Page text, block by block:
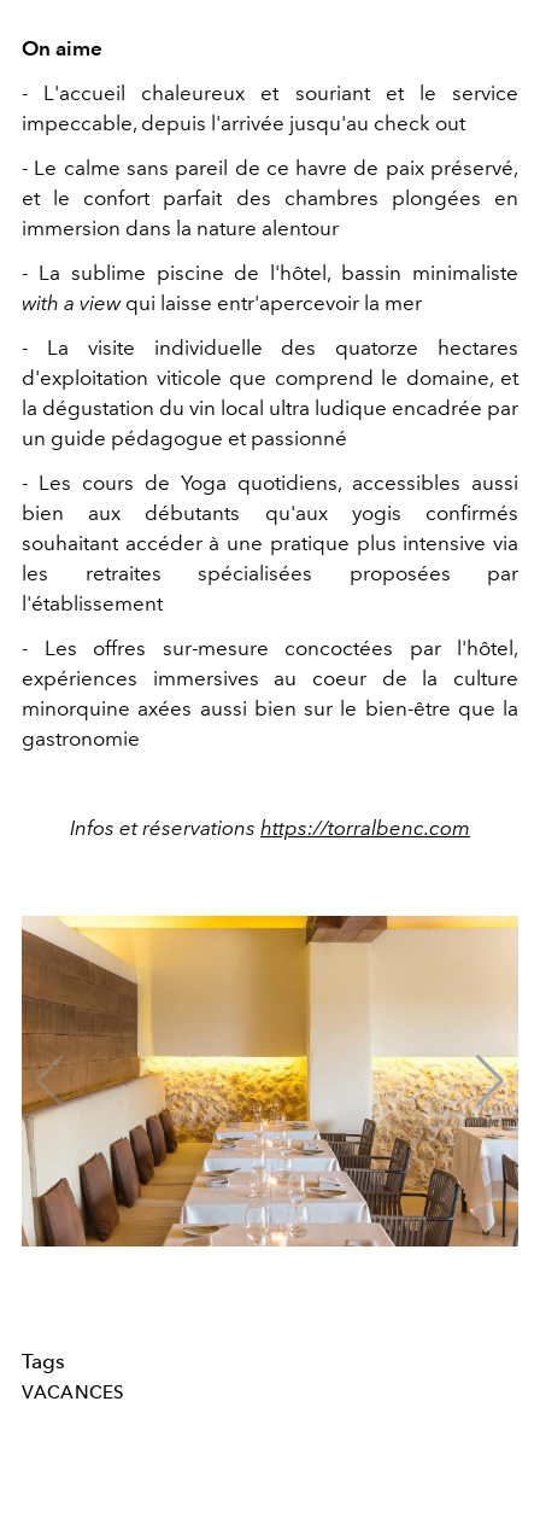
On aime
- L'accueil chaleureux et souriant et le service
impeccable, depuis l'arrivée jusqu'au check out
- Le calme sans pareil de ce havre de paix préservé,
et le confort parfait des chambres plongées en
immersion dans la nature alentour
- La sublime piscine de l'hôtel, bassin minimaliste
with a view qui laisse entr'apercevoir la mer
- La visite individuelle des quatorze hectares
d'exploitation viticole que comprend le domaine, et
la dégustation du vin local ultra ludique encadrée par
un guide pédagogue et passionné
- Les cours de Yoga quotidiens, accessibles aussi
bien aux débutants qu'aux yogis confirmés
souhaitant accéder à une pratique plus intensive via
les retraites spécialisées proposées par
l'établissement
- Les offres sur-mesure concoctées par l'hôtel,
expériences immersives au coeur de la culture
minorquine axées aussi bien sur le bien-être que la
gastronomie
Infos et réservations https://torralbenc.com
Tags
VACANCES